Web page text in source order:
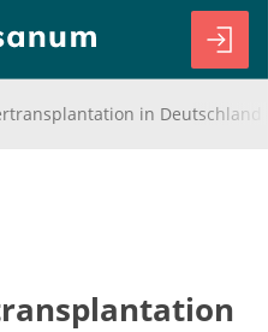
in Deutschland